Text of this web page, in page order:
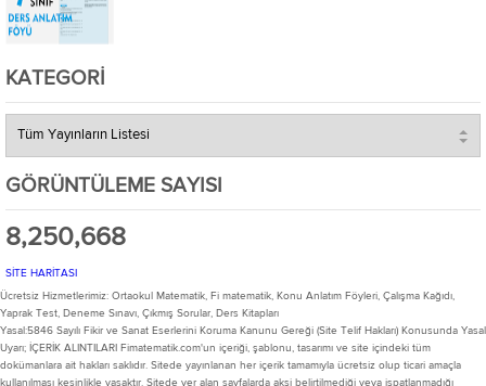
KATEGORI
GÖRÜNTÜLEME SAYISI
8,250,668
SİTE HARİTASI
Ücretsiz Hizmetlerimiz: Ortaokul Matematik, Fi matematik, Konu Anlatım Föyleri, Çalışma Kağıdı,
Yaprak Test, Deneme Sınavı, Çıkmış Sorular, Ders Kitapları
Yasal:5846 Sayılı Fikir ve Sanat Eserlerini Koruma Kanunu Gereği (Site Telif Hakları) Konusunda Yasal
Uyarı; İÇERİK ALINTILARI Fimatematik.com'un içeriği, şablonu, tasarımı ve site içindeki tüm
dokümanlara ait hakları saklıdır. Sitede yayınlanan her içerik tamamıyla ücretsiz olup ticari amaçla
kullanılması kesinlikle yasaktır. Sitede yer alan sayfalarda aksi belirtilmediği veya ispatlanmadığı